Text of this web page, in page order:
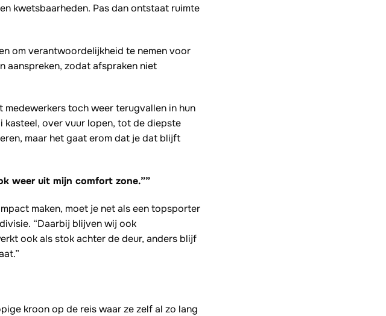
kwetsbaarheden. Pas dan ontstaat ruimte
om verantwoordelijkheid te nemen voor
aanspreken, zodat afspraken niet
toch weer terugvallen in hun
kasteel, over vuur lopen, tot de diepste
maar het gaat erom dat je dat blijft
weer uit mijn comfort zone.””
maken, moet je net als een topsporter
“Daarbij blijven wij ook
ook als stok achter de deur, anders blijf
kroon op de reis waar ze zelf al zo lang